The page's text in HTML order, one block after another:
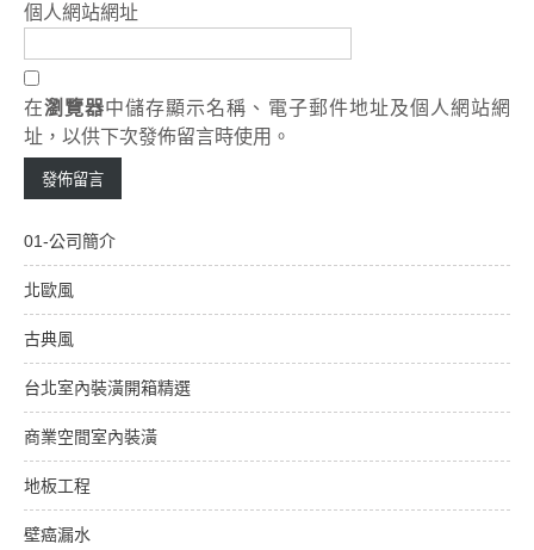
個人網站網址
在瀏覽器中儲存顯示名稱、電子郵件地址及個人網站網
址，以供下次發佈留言時使用。
01-公司簡介
北歐風
古典風
台北室內裝潢開箱精選
商業空間室內裝潢
地板工程
壁癌漏水